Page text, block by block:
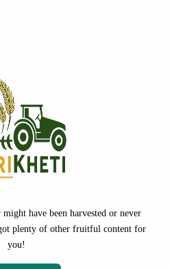
have been harvested or never
plenty of other fruitful content for
you!